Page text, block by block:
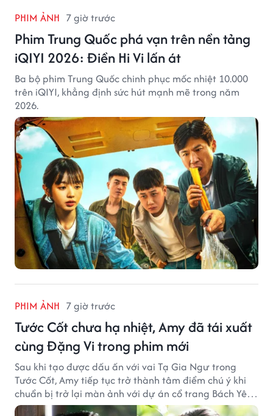
PHIM ẢNH 7 giờ trước
Phim Trung Quốc phá vạn trên nền tảng
iQIYI 2026: Điền Hi Vi lấn át
Ba bộ phim Trung Quốc chinh phục mốc nhiệt 10.000
trên iQIYI, khẳng định sức hút mạnh mẽ trong năm
2026.
PHIM ẢNH 7 giờ trước
Tước Cốt chưa hạ nhiệt, Amy đã tái xuất
cùng Đặng Vi trong phim mới
Sau khi tạo được dấu ấn với vai Tạ Gia Ngư trong
Tước Cốt, Amy tiếp tục trở thành tâm điểm chú ý khi
chuẩn bị trở lại màn ảnh với dự án cổ trang Bách Yêu
Phổ.